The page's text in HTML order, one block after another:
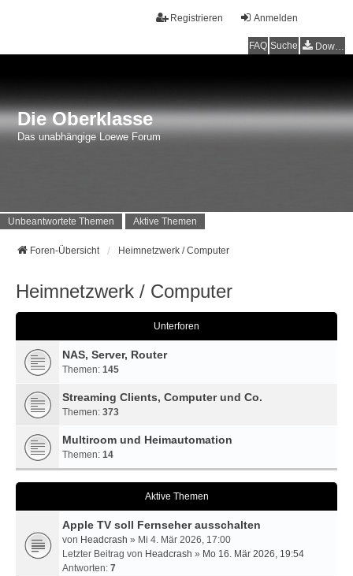
Anmelden
Registrieren
FAQ Suche Downloads
Die Oberklasse
Das unabhängige Loewe Forum
Unbeantwortete Themen Aktive Themen
Foren-Übersicht Heimnetzwerk / Computer
Heimnetzwerk / Computer
Unterforen
NAS, Server, Router
Themen: 145
Streaming Clients, Computer und Co.
Themen: 373
Multiroom und Heimautomation
Themen: 14
Aktive Themen
Apple TV soll Fernseher ausschalten
von Headcrash » Mi 4. Mär 2026, 17:00
Letzter Beitrag von Headcrash » Mo 16. Mär 2026, 19:54
Antworten: 7